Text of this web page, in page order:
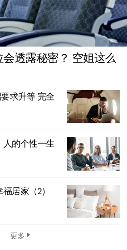
透露秘密？ 空姐这么
求升等 完全
人的个性一生
居家（2）
更多